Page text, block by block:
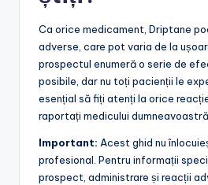
Ca orice medicament, Driptane
adverse, care pot varia de la
prospectul enumeră o serie de
posibile, dar nu toți pacienții le
esențial să fiți atenți la orice
raportați medicului
Important: Acest ghid nu
profesional. Pentru informații
prospect, administrare și reacții